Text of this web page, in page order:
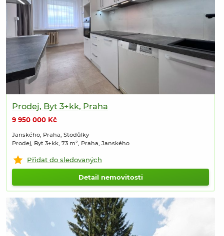
Prodej, Byt 3+kk, Praha
9 950 000 Kč
Janského, Praha, Stodůlky
Prodej, Byt 3+kk, 73 m², Praha, Janského
Přidat do sledovaných
Detail nemovitosti